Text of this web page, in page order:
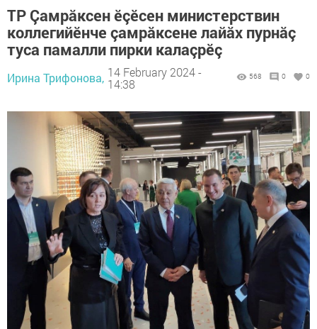
ТР Çамрăксен ӗçӗсен министерствин
коллегийӗнче çамрăксене лайăх пурнăç
туса памалли пирки калаçрӗç
Ирина Трифонова, 14 February 2024 -
14:38
568 0 0